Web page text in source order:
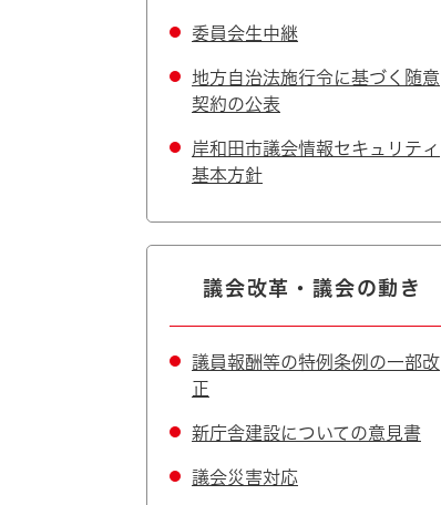
委員会生中継
地方自治法施行令に基づく随意
契約の公表
岸和田市議会情報セキュリティ
基本方針
議会改革・議会の動き
議員報酬等の特例条例の一部改
正
新庁舎建設についての意見書
議会災害対応